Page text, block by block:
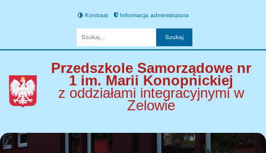
Kontrast Informacja administratora
Przedszkole Samorządowe nr
1 im. Marii Konopnickiej
z oddziałami integracyjnymi w
Zelowie